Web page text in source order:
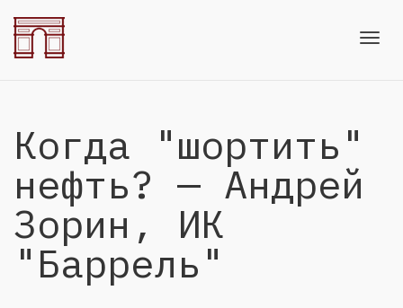
Когда "шортить"
нефть? — Андрей
Зорин, ИК
"Баррель"